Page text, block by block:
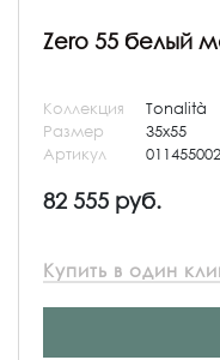
Zero 55 белый
Коллекция
Tonalità
Размер
35x55
Артикул
82 555 руб.
Купить в один